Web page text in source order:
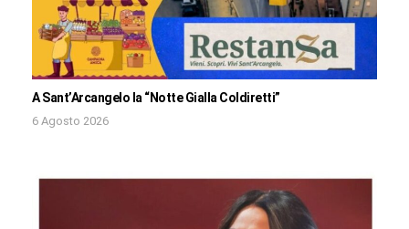
A Sant’Arcangelo la “Notte Gialla Coldiretti”
6 Agosto 2026